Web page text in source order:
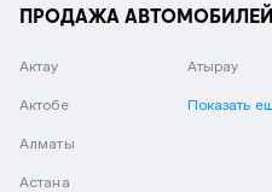
ПРОДАЖА
Актау
Актобе
Алматы
Астана
Атырау
Показать